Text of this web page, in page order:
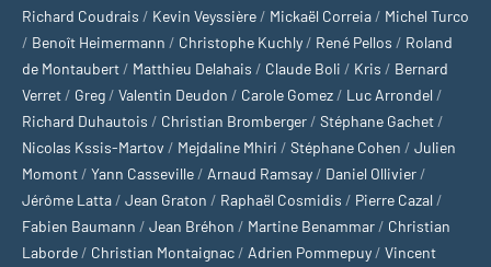
Richard Coudrais / Kevin Veyssière / Mickaël Correia / Michel Turco
/ Benoît Heimermann / Christophe Kuchly / René Pellos / Roland
de Montaubert / Matthieu Delahais / Claude Boli / Kris / Bernard
Verret / Greg / Valentin Deudon / Carole Gomez / Luc Arrondel /
Richard Duhautois / Christian Bromberger / Stéphane Gachet /
Nicolas Kssis-Martov / Mejdaline Mhiri / Stéphane Cohen / Julien
Momont / Yann Casseville / Arnaud Ramsay / Daniel Ollivier /
Jérôme Latta / Jean Graton / Raphaël Cosmidis / Pierre Cazal /
Fabien Baumann / Jean Bréhon / Martine Benammar / Christian
Laborde / Christian Montaignac / Adrien Pommepuy / Vincent